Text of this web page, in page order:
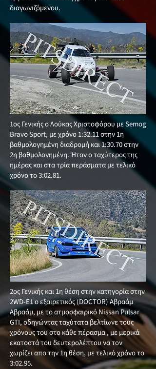
διαγωνιζόμενου.
1ος Γενικής ο Λούκας Χριστοφόρου με Semog
Bravo Sport, με χρόνο 1:32.11 στην 1η
βαθμολογημένη διαδρομή και 1:30.70 στην
2η βαθμολογημένη. Ήταν ο ταχύτερος της
ημέρας και στα τρία περάσματα με τελικό
χρόνο το 3:02.81.
2ος Γενικής και 1η θέση στην κατηγορία στην
2WD-E1 ο εξαιρετικός (DOCTOR) Αβραάμ
Αβραάμ, με το ατμοσφαιρικό Nissan Pulsar
GTI, οδηγώντας ταχύτατα βελτίωνε τους
χρόνους του στο κάθε πέρασμα , με μερικά
εκατοστά του δευτερολέπτου να τον
χωρίζει απο την 1η θέση, με τελικό χρόνο το
3:02.95.